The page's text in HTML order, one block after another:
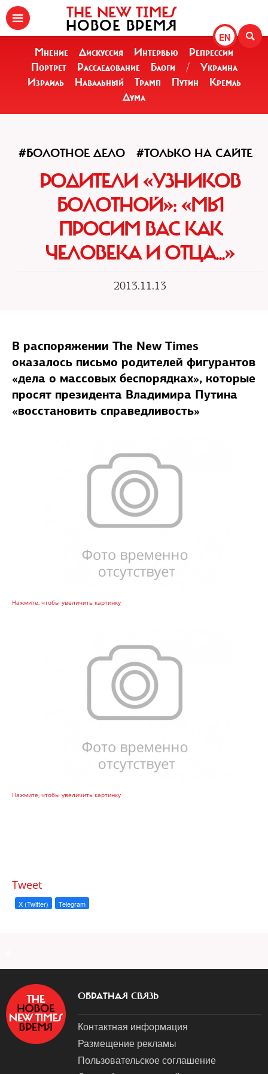
EN
THE NEW TIMES
НОВОЕ ВРЕМЯ
Мнение Дискуссия Интервью
Репрессии
Портрет
Расследование Блоги /
Украина
Израиль
Навальный Трамп Путин
Кремль
Дума
#БОЛОТНОЕ ДЕЛО #ТОЛЬКО НА САЙТЕ
РОДИТЕЛИ «УЗНИКОВ
БОЛОТНОЙ»: «МЫ
ПРОСИМ ВАС КАК
ЧЕЛОВЕКА И ОТЦА...»
2013.11.13
В распоряжении The New Times
оказалось письмо родителей фигурантов
«дела о массовых беспорядках», которые
просят президента Владимира Путина
«восстановить справедливость»
Нажмите, чтобы увеличить картинку
Нажмите, чтобы увеличить картинку
Tweet
X (Twitter) Telegram
ОБРАТНАЯ СВЯЗЬ
Контактная информация
Размещение рекламы
Пользовательское соглашение